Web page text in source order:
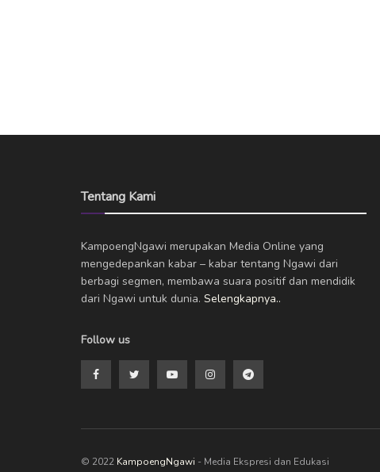
Tentang Kami
KampoengNgawi merupakan Media Online yang
mengedepankan kabar – kabar tentang Ngawi dari
berbagi segmen, membawa suara positif dan mendidik
dari Ngawi untuk dunia. Selengkapnya..
Follow us
© 2022 KampoengNgawi - Media Ekspresi dan Edukasi